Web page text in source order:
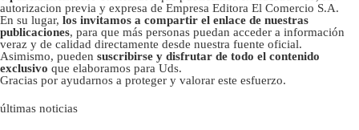
autorizacion previa y expresa de Empresa Editora El Comercio S.A.
En su lugar, los invitamos a compartir el enlace de nuestras
publicaciones, para que más personas puedan acceder a información
veraz y de calidad directamente desde nuestra fuente oficial.
Asimismo, pueden suscribirse y disfrutar de todo el contenido
exclusivo que elaboramos para Uds.
Gracias por ayudarnos a proteger y valorar este esfuerzo.
últimas noticias